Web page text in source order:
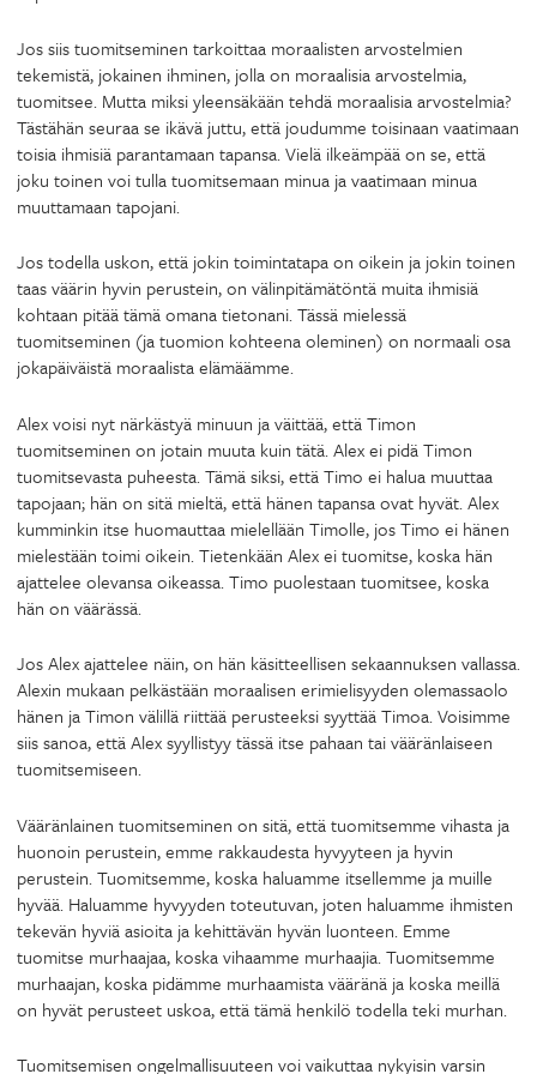
Jos siis tuomitseminen tarkoittaa moraalisten arvostelmien
tekemistä, jokainen ihminen, jolla on moraalisia arvostelmia,
tuomitsee. Mutta miksi yleensäkään tehdä moraalisia arvostelmia?
Tästähän seuraa se ikävä juttu, että joudumme toisinaan vaatimaan
toisia ihmisiä parantamaan tapansa. Vielä ilkeämpää on se, että
joku toinen voi tulla tuomitsemaan minua ja vaatimaan minua
muuttamaan tapojani.
Jos todella uskon, että jokin toimintatapa on oikein ja jokin toinen
taas väärin hyvin perustein, on välinpitämätöntä muita ihmisiä
kohtaan pitää tämä omana tietonani. Tässä mielessä
tuomitseminen (ja tuomion kohteena oleminen) on normaali osa
jokapäiväistä moraalista elämäämme.
Alex voisi nyt närkästyä minuun ja väittää, että Timon
tuomitseminen on jotain muuta kuin tätä. Alex ei pidä Timon
tuomitsevasta puheesta. Tämä siksi, että Timo ei halua muuttaa
tapojaan; hän on sitä mieltä, että hänen tapansa ovat hyvät. Alex
kumminkin itse huomauttaa mielellään Timolle, jos Timo ei hänen
mielestään toimi oikein. Tietenkään Alex ei tuomitse, koska hän
ajattelee olevansa oikeassa. Timo puolestaan tuomitsee, koska
hän on väärässä.
Jos Alex ajattelee näin, on hän käsitteellisen sekaannuksen vallassa.
Alexin mukaan pelkästään moraalisen erimielisyyden olemassaolo
hänen ja Timon välillä riittää perusteeksi syyttää Timoa. Voisimme
siis sanoa, että Alex syyllistyy tässä itse pahaan tai vääränlaiseen
tuomitsemiseen.
Vääränlainen tuomitseminen on sitä, että tuomitsemme vihasta ja
huonoin perustein, emme rakkaudesta hyvyyteen ja hyvin
perustein. Tuomitsemme, koska haluamme itsellemme ja muille
hyvää. Haluamme hyvyyden toteutuvan, joten haluamme ihmisten
tekevän hyviä asioita ja kehittävän hyvän luonteen. Emme
tuomitse murhaajaa, koska vihaamme murhaajia. Tuomitsemme
murhaajan, koska pidämme murhaamista vääränä ja koska meillä
on hyvät perusteet uskoa, että tämä henkilö todella teki murhan.
Tuomitsemisen ongelmallisuuteen voi vaikuttaa nykyisin varsin